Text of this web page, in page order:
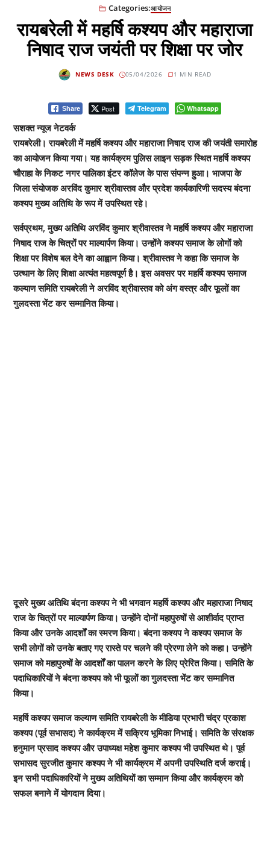
Categories:आयोजन
रायबरेली में महर्षि कश्यप और महाराजा
निषाद राज जयंती पर शिक्षा पर जोर
NEWS DESK 05/04/2026 1 MIN READ
Share Post Telegram Whatsapp
सशक्त न्यूज नेटवर्क
रायबरेली। रायबरेली में महर्षि कश्यप और महाराजा निषाद राज की जयंती समारोह
का आयोजन किया गया। यह कार्यक्रम पुलिस लाइन सड़क स्थित महर्षि कश्यप
चौराहा के निकट नगर पालिका इंटर कॉलेज के पास संपन्न हुआ। भाजपा के
जिला संयोजक अरविंद कुमार श्रीवास्तव और प्रदेश कार्यकारिणी सदस्य बंदना
कश्यप मुख्य अतिथि के रूप में उपस्थित रहे।
सर्वप्रथम, मुख्य अतिथि अरविंद कुमार श्रीवास्तव ने महर्षि कश्यप और महाराजा
निषाद राज के चित्रों पर माल्यार्पण किया। उन्होंने कश्यप समाज के लोगों को
शिक्षा पर विशेष बल देने का आह्वान किया। श्रीवास्तव ने कहा कि समाज के
उत्थान के लिए शिक्षा अत्यंत महत्वपूर्ण है। इस अवसर पर महर्षि कश्यप समाज
कल्याण समिति रायबरेली ने अरविंद श्रीवास्तव को अंग वस्त्र और फूलों का
गुलदस्ता भेंट कर सम्मानित किया।
दूसरे मुख्य अतिथि बंदना कश्यप ने भी भगवान महर्षि कश्यप और महाराजा निषाद
राज के चित्रों पर माल्यार्पण किया। उन्होंने दोनों महापुरुषों से आशीर्वाद प्राप्त
किया और उनके आदर्शों का स्मरण किया। बंदना कश्यप ने कश्यप समाज के
सभी लोगों को उनके बताए गए रास्ते पर चलने की प्रेरणा लेने को कहा। उन्होंने
समाज को महापुरुषों के आदर्शों का पालन करने के लिए प्रेरित किया। समिति के
पदाधिकारियों ने बंदना कश्यप को भी फूलों का गुलदस्ता भेंट कर सम्मानित
किया।
महर्षि कश्यप समाज कल्याण समिति रायबरेली के मीडिया प्रभारी चंद्र प्रकाश
कश्यप (पूर्व सभासद) ने कार्यक्रम में सक्रिय भूमिका निभाई। समिति के संरक्षक
हनुमान प्रसाद कश्यप और उपाध्यक्ष महेश कुमार कश्यप भी उपस्थित थे। पूर्व
सभासद सुरजीत कुमार कश्यप ने भी कार्यक्रम में अपनी उपस्थिति दर्ज कराई।
इन सभी पदाधिकारियों ने मुख्य अतिथियों का सम्मान किया और कार्यक्रम को
सफल बनाने में योगदान दिया।